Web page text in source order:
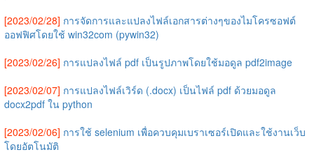
[2023/02/28] การจัดการและแปลงไฟล์เอกสารต่างๆของไมโครซอฟต์
ออฟฟิศโดยใช้ win32com (pywin32)
[2023/02/26] การแปลงไฟล์ pdf เป็นรูปภาพโดยใช้มอดูล pdf2image
[2023/02/07] การแปลงไฟล์เวิร์ด (.docx) เป็นไฟล์ pdf ด้วยมอดูล
docx2pdf ใน python
[2023/02/06] การใช้ selenium เพื่อควบคุมเบราเซอร์เปิดและใช้งานเว็บ
โดยอัตโนมัติ